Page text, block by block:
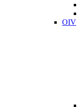
OIV